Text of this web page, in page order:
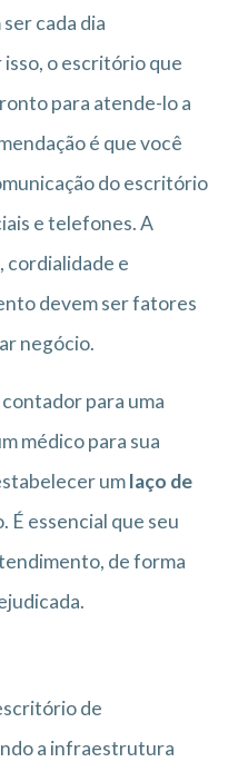
cada dia
isso, o escritório que
para atende-lo a
é que você
do escritório
e telefones. A
cordialidade e
devem ser fatores
negócio.
para uma
médico para sua
umlaço de
É essencial que seu
de forma
de
a infraestrutura